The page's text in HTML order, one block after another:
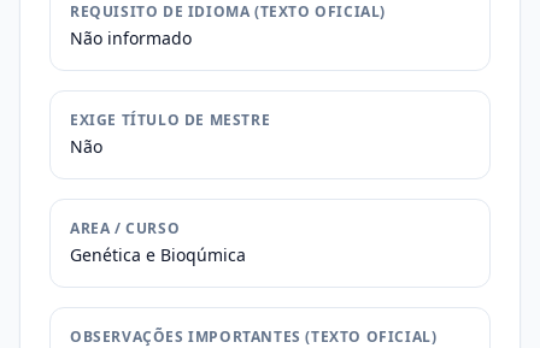
REQUISITO DE IDIOMA (TEXTO OFICIAL)
Não informado
EXIGE TÍTULO DE MESTRE
Não
AREA / CURSO
Genética e Bioqúmica
OBSERVAÇÕES IMPORTANTES (TEXTO OFICIAL)